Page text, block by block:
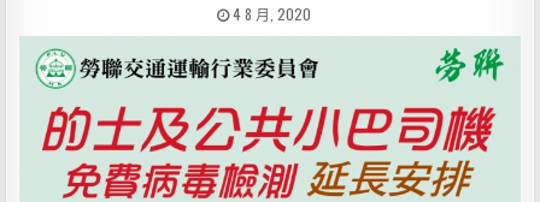
PUBLISHED
DATE:
4 8 月, 2020